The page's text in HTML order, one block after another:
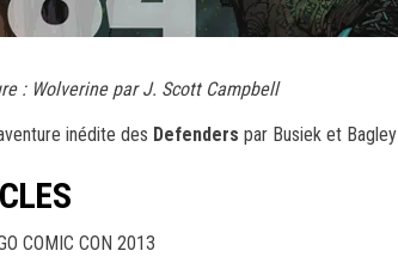
: Wolverine par J. Scott Campbell
inédite des Defenders par Busiek et Bagley
COMIC CON 2013